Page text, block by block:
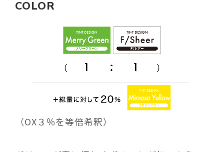
COLOR
（OX３％を等倍希釈）